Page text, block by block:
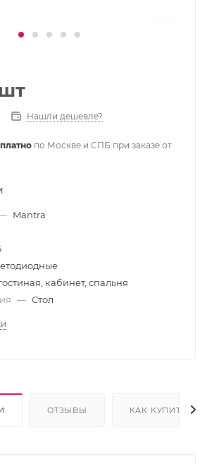
Нашли дешевле?
по Москве и СПБ при заказе от
Mantra
кабинет, спальня
— Стол
ОТЗЫВЫ КАК КУПИТЬ